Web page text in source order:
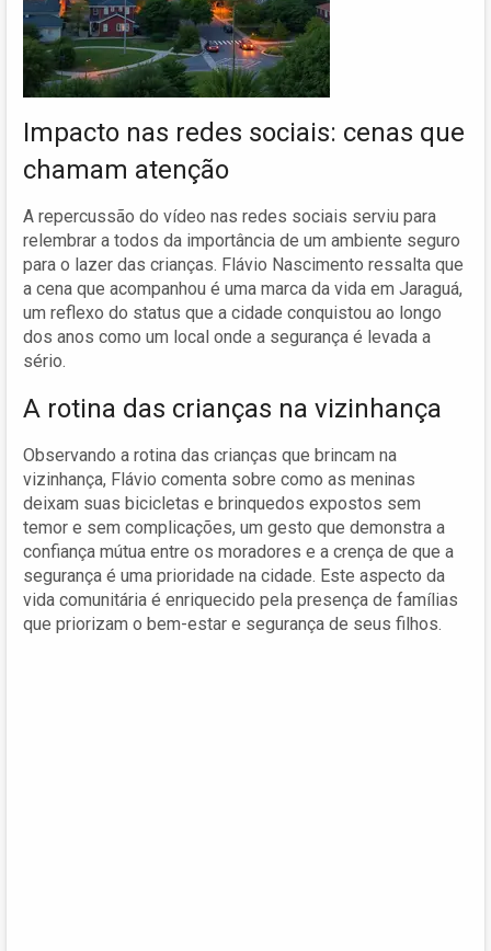
Impacto nas redes sociais: cenas que
chamam atenção
A repercussão do vídeo nas redes sociais serviu para
relembrar a todos da importância de um ambiente seguro
para o lazer das crianças. Flávio Nascimento ressalta que
a cena que acompanhou é uma marca da vida em Jaraguá,
um reflexo do status que a cidade conquistou ao longo
dos anos como um local onde a segurança é levada a
sério.
A rotina das crianças na vizinhança
Observando a rotina das crianças que brincam na
vizinhança, Flávio comenta sobre como as meninas
deixam suas bicicletas e brinquedos expostos sem
temor e sem complicações, um gesto que demonstra a
confiança mútua entre os moradores e a crença de que a
segurança é uma prioridade na cidade. Este aspecto da
vida comunitária é enriquecido pela presença de famílias
que priorizam o bem-estar e segurança de seus filhos.